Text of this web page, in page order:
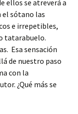
ellos se atreverá a
el sótano las
e irrepetibles,
tatarabuelo.
Esa sensación
de nuestro paso
con la
¿Qué más se